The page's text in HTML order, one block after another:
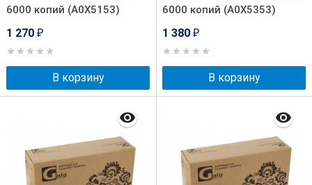
6000 копий (A0X5153)
1 270 ₽
В корзину
6000 копий (A0X5353)
1 380 ₽
В корзину